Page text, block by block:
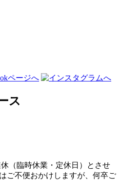
ス
（臨時休業・定休日）とさせ
ご不便おかけしますが、何卒ご